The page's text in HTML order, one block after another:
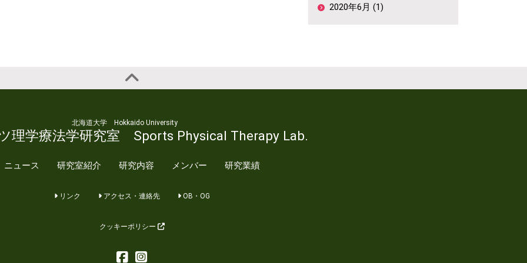
2020年6月 (1)
北海道大学 Hokkaido University
理学療法学研究室 Sports Physical Therapy Lab.
ニュース 研究室紹介 研究内容 メンバー 研究業績
リンク アクセス・連絡先 OB・OG
クッキーポリシー